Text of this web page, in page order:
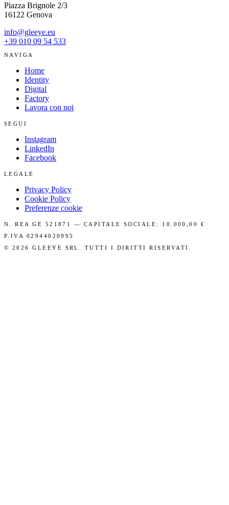
Piazza Brignole 2/3
16122 Genova
info@gleeye.eu
+39 010 09 54 533
NAVIGA
Home
Identity
Digital
Factory
Lavora con noi
SEGUI
Instagram
LinkedIn
Facebook
LEGALE
Privacy Policy
Cookie Policy
Preferenze cookie
N. REA GE 521871 — CAPITALE SOCIALE: 10.000,00 €
P.IVA 02944020995
© 2026 GLEEYE SRL. TUTTI I DIRITTI RISERVATI.